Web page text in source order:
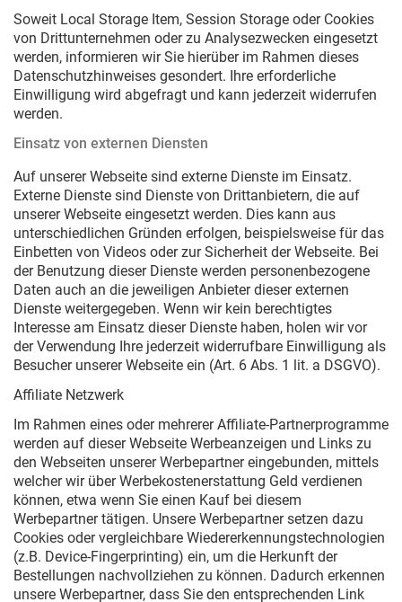
Soweit Local Storage Item, Session Storage oder Cookies
von Drittunternehmen oder zu Analysezwecken eingesetzt
werden, informieren wir Sie hierüber im Rahmen dieses
Datenschutzhinweises gesondert. Ihre erforderliche
Einwilligung wird abgefragt und kann jederzeit widerrufen
werden.
Einsatz von externen Diensten
Auf unserer Webseite sind externe Dienste im Einsatz.
Externe Dienste sind Dienste von Drittanbietern, die auf
unserer Webseite eingesetzt werden. Dies kann aus
unterschiedlichen Gründen erfolgen, beispielsweise für das
Einbetten von Videos oder zur Sicherheit der Webseite. Bei
der Benutzung dieser Dienste werden personenbezogene
Daten auch an die jeweiligen Anbieter dieser externen
Dienste weitergegeben. Wenn wir kein berechtigtes
Interesse am Einsatz dieser Dienste haben, holen wir vor
der Verwendung Ihre jederzeit widerrufbare Einwilligung als
Besucher unserer Webseite ein (Art. 6 Abs. 1 lit. a DSGVO).
Affiliate Netzwerk
Im Rahmen eines oder mehrerer Affiliate-Partnerprogramme
werden auf dieser Webseite Werbeanzeigen und Links zu
den Webseiten unserer Werbepartner eingebunden, mittels
welcher wir über Werbekostenerstattung Geld verdienen
können, etwa wenn Sie einen Kauf bei diesem
Werbepartner tätigen. Unsere Werbepartner setzen dazu
Cookies oder vergleichbare Wiedererkennungstechnologien
(z.B. Device-Fingerprinting) ein, um die Herkunft der
Bestellungen nachvollziehen zu können. Dadurch erkennen
unsere Werbepartner, dass Sie den entsprechenden Link